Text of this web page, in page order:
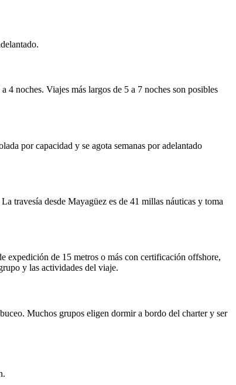
noches. Viajes más largos de 5 a 7 noches son posibles
por capacidad y se agota semanas por adelantado
travesía desde Mayagüez es de 41 millas náuticas y toma
expedición de 15 metros o más con certificación offshore,
y las actividades del viaje.
Muchos grupos eligen dormir a bordo del charter y ser